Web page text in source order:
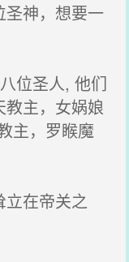
神，想要一
位圣人, 他们
主，女娲娘
主，罗睺魔
在帝关之